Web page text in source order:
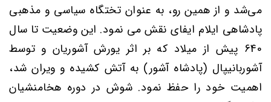
می‌شد و از همین رو، به عنوان تختگاه سیاسی و مذهبی
پادشاهی ایلام ایفای نقش می نمود. این وضعیت تا سال
640 پیش از میلاد که بر اثر یورش آشوریان و توسط
آشوربانیپال (پادشاه آشور) به آتش کشیده و ویران شد،
اهمیت خود را حفظ نمود. شوش در دوره هخامنشیان